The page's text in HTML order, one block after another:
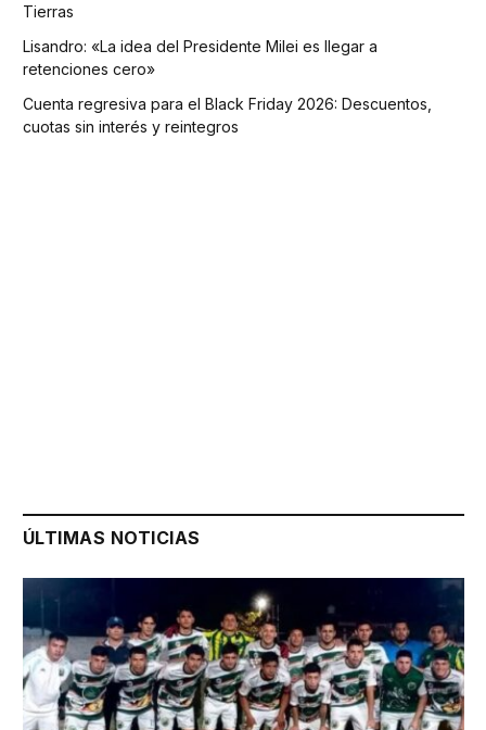
Tierras
Lisandro: «La idea del Presidente Milei es llegar a
retenciones cero»
Cuenta regresiva para el Black Friday 2026: Descuentos,
cuotas sin interés y reintegros
ÚLTIMAS NOTICIAS